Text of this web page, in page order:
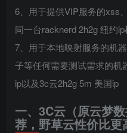
6、用于提供VIP服务的xss
同一台racknerd 2h2g 纽约ip
7、用于本地映射服务的机
子等任何需要测试需求的机
ip以及3c云2h2g 5m 美国ip
一、3C云（原云梦
荐，野草云性价比更